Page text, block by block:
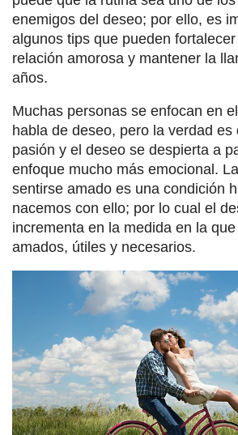
enemigos del deseo; por ello, es
algunos tips que pueden
relación amorosa y mantener la
años.
Muchas personas se enfocan en
habla de deseo, pero la verdad
pasión y el deseo se despierta a
enfoque mucho más emocional.
sentirse amado es una condición
nacemos con ello; por lo cual el
incrementa en la medida en la
amados, útiles y necesarios.